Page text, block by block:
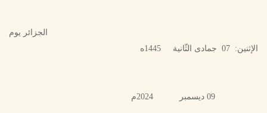
الجزائر يوم
الإثنين: 07 جمادى الثّانية 1445ه